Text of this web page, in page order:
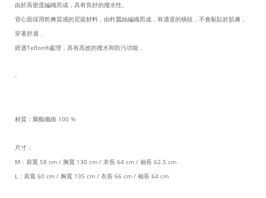
由於高密度編織而成，具有良好的撥水性。
背心面採用乾爽質感的尼龍材料，由柞蠶絲編織而成，有適度的橫紋，不會黏貼於肌膚，
穿著舒適．
經過Teflon®處理，具有高效的撥水和防污功能．
-
材質：聚酯纖維 100 %
尺寸：
M：肩寬 58 cm / 胸寬 130 cm / 衣長 64 cm / 袖長 62.5 cm
L：肩寬 60 cm / 胸寬 135 cm / 衣長 66 cm / 袖長 64 cm